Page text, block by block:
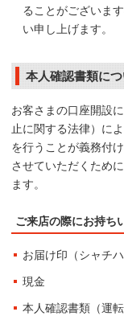
ることがございま
い申し上げます。
本人確認書類に
お客さまの口座開設
止に関する法律）に
を行うことが義務付
させていただくため
ます。
ご来店の際にお持ち
お届け印（シャチ
現金
本人確認書類（運